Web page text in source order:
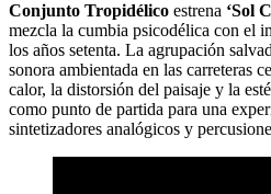
Conjunto Tropidélico estrena ‘Sol
mezcla la cumbia psicodélica con el
los años setenta. La agrupación
sonora ambientada en las carreteras
calor, la distorsión del paisaje y la
como punto de partida para una
sintetizadores analógicos y